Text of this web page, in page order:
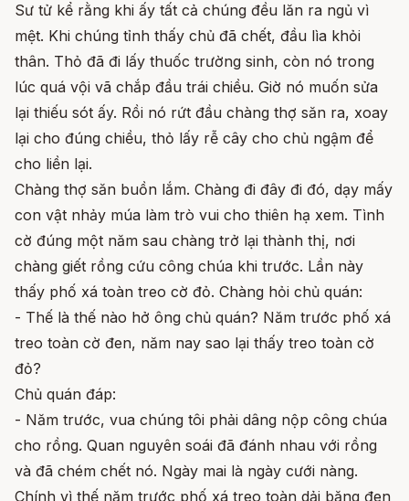
Sư tử kể rằng khi ấy tất cả chúng đều lăn ra ngủ vì
mệt. Khi chúng tỉnh thấy chủ đã chết, đầu lìa khỏi
thân. Thỏ đã đi lấy thuốc trường sinh, còn nó trong
lúc quá vội vã chắp đầu trái chiều. Giờ nó muốn sửa
lại thiếu sót ấy. Rồi nó rứt đầu chàng thợ săn ra, xoay
lại cho đúng chiều, thỏ lấy rễ cây cho chủ ngậm để
cho liền lại.
Chàng thợ săn buồn lắm. Chàng đi đây đi đó, dạy mấy
con vật nhảy múa làm trò vui cho thiên hạ xem. Tình
cờ đúng một năm sau chàng trở lại thành thị, nơi
chàng giết rồng cứu công chúa khi trước. Lần này
thấy phố xá toàn treo cờ đỏ. Chàng hỏi chủ quán:
- Thế là thế nào hở ông chủ quán? Năm trước phố xá
treo toàn cờ đen, năm nay sao lại thấy treo toàn cờ
đỏ?
Chủ quán đáp:
- Năm trước, vua chúng tôi phải dâng nộp công chúa
cho rồng. Quan nguyên soái đã đánh nhau với rồng
và đã chém chết nó. Ngày mai là ngày cưới nàng.
Chính vì thế năm trước phố xá treo toàn dải băng đen